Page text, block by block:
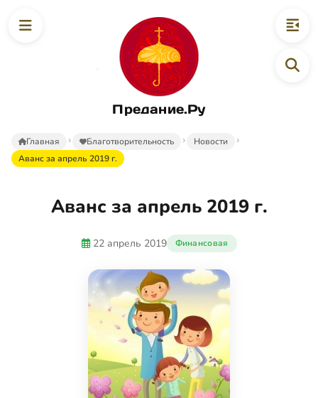
Предание.Ру
Главная Благотворительность
Новости
Аванс за апрель 2019 г.
Аванс за апрель 2019 г.
22 апрель 2019 Финансовая